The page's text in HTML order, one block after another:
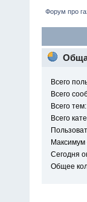
Форум про
Всего
Всего
Всего тем:
Всего
Максимум
Сегодня
Общее